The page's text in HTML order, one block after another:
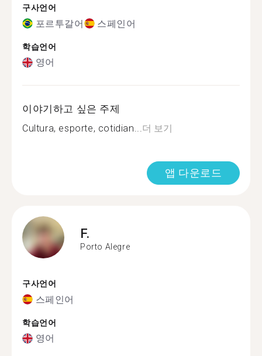
구사언어
포르투갈어 스페인어
학습언어
영어
이야기하고 싶은 주제
Cultura, esporte, cotidian...더 보기
앱 다운로드
F.
Porto Alegre
구사언어
스페인어
학습언어
영어